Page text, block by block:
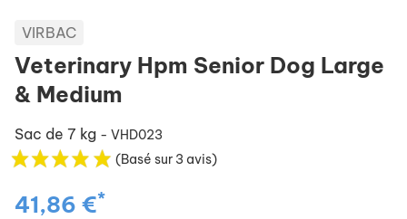
VIRBAC
Veterinary Hpm Senior Dog Large
& Medium
Sac de 7 kg - VHD023
(Basé sur 3 avis)
41,86 €*